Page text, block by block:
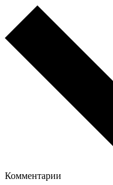
Комментарии